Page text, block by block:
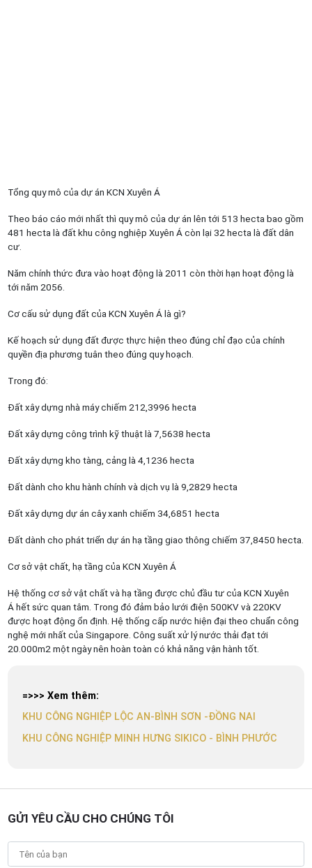
Tổng quy mô của dự án KCN Xuyên Á
Theo báo cáo mới nhất thì quy mô của dự án lên tới 513 hecta bao gồm
481 hecta là đất khu công nghiệp Xuyên Á còn lại 32 hecta là đất dân
cư.
Năm chính thức đưa vào hoạt động là 2011 còn thời hạn hoạt động là
tới năm 2056.
Cơ cấu sử dụng đất của KCN Xuyên Á là gì?
Kế hoạch sử dụng đất được thực hiện theo đúng chỉ đạo của chính
quyền địa phương tuân theo đúng quy hoạch.
Trong đó:
Đất xây dựng nhà máy chiếm 212,3996 hecta
Đất xây dựng công trình kỹ thuật là 7,5638 hecta
Đất xây dựng kho tàng, cảng là 4,1236 hecta
Đất dành cho khu hành chính và dịch vụ là 9,2829 hecta
Đất xây dựng dự án cây xanh chiếm 34,6851 hecta
Đất dành cho phát triển dự án hạ tầng giao thông chiếm 37,8450 hecta.
Cơ sở vật chất, hạ tầng của KCN Xuyên Á
Hệ thống cơ sở vật chất và hạ tầng được chủ đầu tư của KCN Xuyên
Á hết sức quan tâm. Trong đó đảm bảo lưới điện 500KV và 220KV
được hoạt động ổn định. Hệ thống cấp nước hiện đại theo chuẩn công
nghệ mới nhất của Singapore. Công suất xử lý nước thải đạt tới
20.000m2 một ngày nên hoàn toàn có khả năng vận hành tốt.
=>>> Xem thêm:
KHU CÔNG NGHIỆP LỘC AN-BÌNH SƠN -ĐỒNG NAI
KHU CÔNG NGHIỆP MINH HƯNG SIKICO - BÌNH PHƯỚC
GỬI YÊU CẦU CHO CHÚNG TÔI